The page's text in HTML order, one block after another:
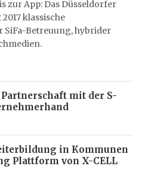
zur App: Das Düsseldorfer
klassische
Betreuung, hybrider
mit der S-
in Kommunen
Plattform von X-CELL